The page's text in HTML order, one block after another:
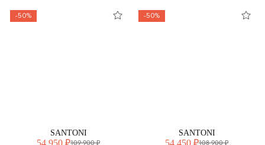
-50%
SANTONI
54 950 ₽109 900 ₽
-50%
SANTONI
54 450 ₽108 900 ₽